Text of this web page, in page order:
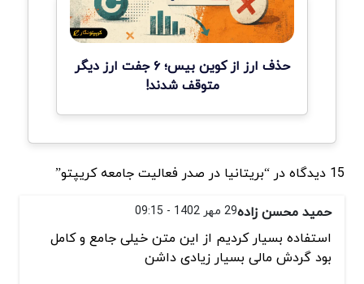
حذف ارز از کوین بیس؛ ۶ جفت ارز دیگر
متوقف شدند!
15 دیدگاه در “بریتانیا در صدر فعالیت جامعه کریپتو”
حمید محسن زاده29 مهر 1402 - 09:15
استفاده بسیار کردیم از این متن خیلی جامع و کامل
بود گردش مالی بسیار زیادی داشن